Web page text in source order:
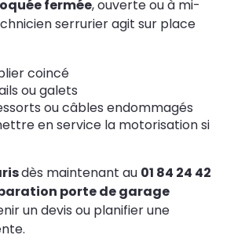
fermée, ouverte ou à mi-
serrurier agit sur place
coincé
ou galets
ou câbles endommagés
en service la motorisation si
dès maintenant au 01 84 24 42
porte de garage
un devis ou planifier une